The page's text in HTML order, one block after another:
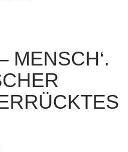
MENSCH‘.